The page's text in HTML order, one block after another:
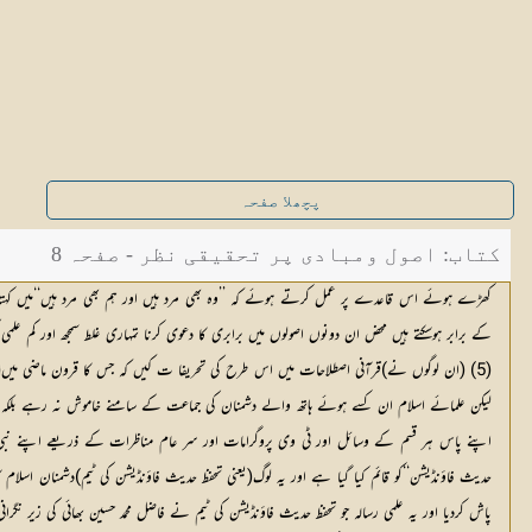
پچھلا صفحہ
کتاب: اصول ومبادی پر تحقیقی نظر - صفحہ 8
کھڑے ہوئے اس قاعدے پر عمل کرتے ہوئے کہ ’’وہ بھی مرد ہیں اور ہم بھی مرد ہیں‘‘میں
کے برابر ہوسکتے ہیں محض ان دونوں اصولوں میں برابری کا دعوی کرنا تمہاری غلط سمجھ اور کم
لیکن علمائے اسلام ان کسے ہوئے ہاتھ والے دشمنان کی جماعت کے سامنے خاموش نہ رہے
اپنے پاس ہر قسم کے وسائل اور ٹی وی پروگرامات اور سر عام مناظرات کے ذریعے اپنے
حدیث فاؤنڈیشن‘‘کو قائم کیا گیا ہے اور یہ لوگ(یعنی تحفظ حدیث فاؤنڈیشن کی ٹیم)دشمنان
پاش کردیا اور یہ علمی رسالہ جو تحفظ حدیث فاؤنڈیشن کی ٹیم نے فاضل محمد حسین بھائی کی